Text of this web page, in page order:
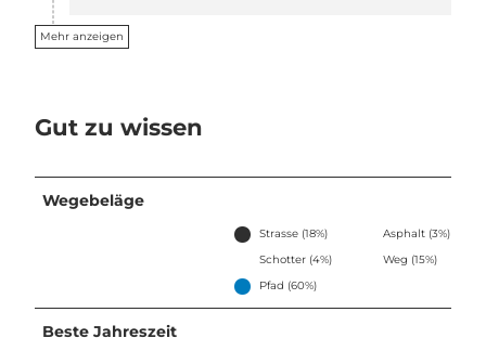
Mehr anzeigen
Gut zu wissen
Wegebeläge
Strasse (18%)
Asphalt (3%)
Schotter (4%)
Weg (15%)
Pfad (60%)
Beste Jahreszeit